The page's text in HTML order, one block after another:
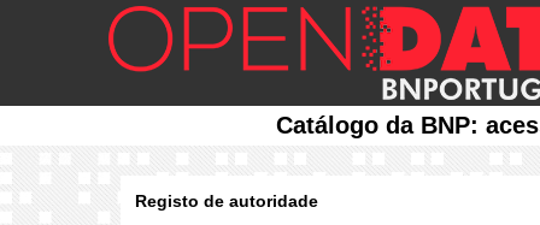
Catálogo da BNP:
Registo de autoridade